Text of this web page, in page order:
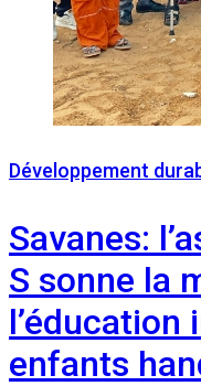
Développement
Savanes:
S sonne la
l’éducation
enfants